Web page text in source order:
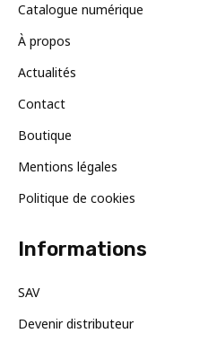
Catalogue numérique
À propos
Actualités
Contact
Boutique
Mentions légales
Politique de cookies
Informations
SAV
Devenir distributeur